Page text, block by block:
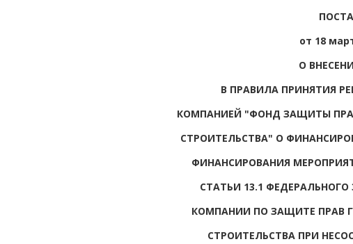
от 18
О
В ПРАВИЛА ПРИНЯТИЯ
КОМПАНИЕЙ "ФОНД ЗАЩИТЫ
СТРОИТЕЛЬСТВА" О
ФИНАНСИРОВАНИЯ
СТАТЬИ 13.1
КОМПАНИИ ПО ЗАЩИТЕ ПРАВ
СТРОИТЕЛЬСТВА ПРИ